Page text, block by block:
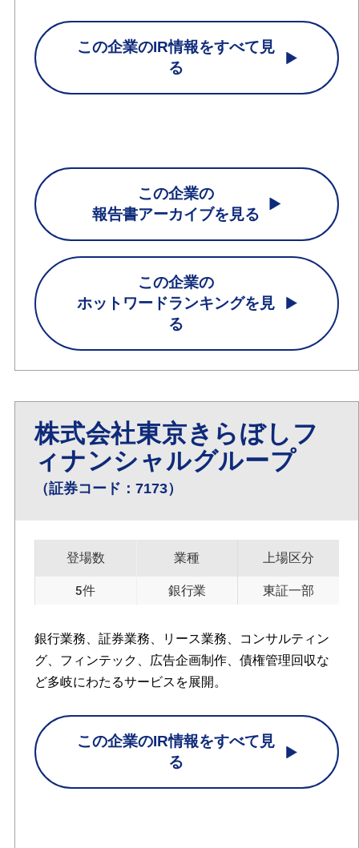
この企業のIR情報をすべて見
る
この企業の
報告書アーカイブを見る
この企業の
ホットワードランキングを見
る
株式会社東京きらぼしフ
ィナンシャルグループ
（証券コード：7173）
登場数
5件
業種
銀行業
上場区分
東証一部
銀行業務、証券業務、リース業務、コンサルティン
グ、フィンテック、広告企画制作、債権管理回収な
ど多岐にわたるサービスを展開。
この企業のIR情報をすべて見
る